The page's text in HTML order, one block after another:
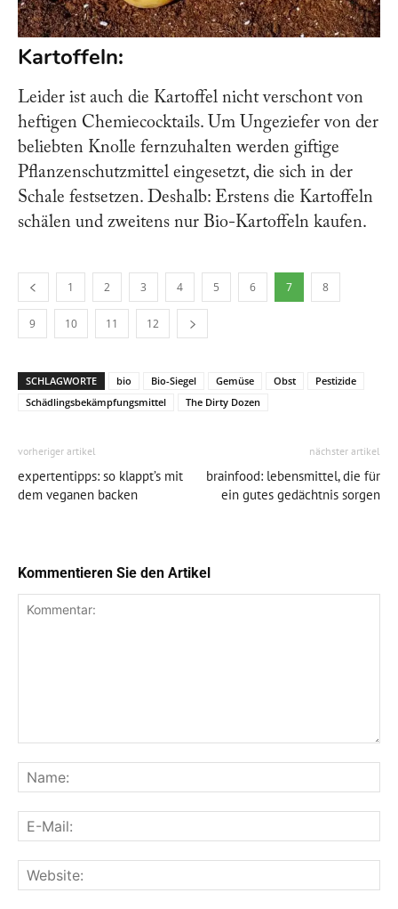
Kartoffeln:
Leider ist auch die Kartoffel nicht verschont von
heftigen Chemiecocktails. Um Ungeziefer von der
beliebten Knolle fernzuhalten werden giftige
Pflanzenschutzmittel eingesetzt, die sich in der
Schale festsetzen. Deshalb: Erstens die Kartoffeln
schälen und zweitens nur Bio-Kartoffeln kaufen.
1 2 3 4 5 6 7 8
9 10 11 12
SCHLAGWORTE bio Bio-Siegel Gemüse Obst
Pestizide
Schädlingsbekämpfungsmittel
The Dirty Dozen
vorheriger artikel
expertentipps: so klappt’s mit
dem veganen backen
nächster artikel
brainfood: lebensmittel, die für
ein gutes gedächtnis sorgen
Kommentieren Sie den Artikel